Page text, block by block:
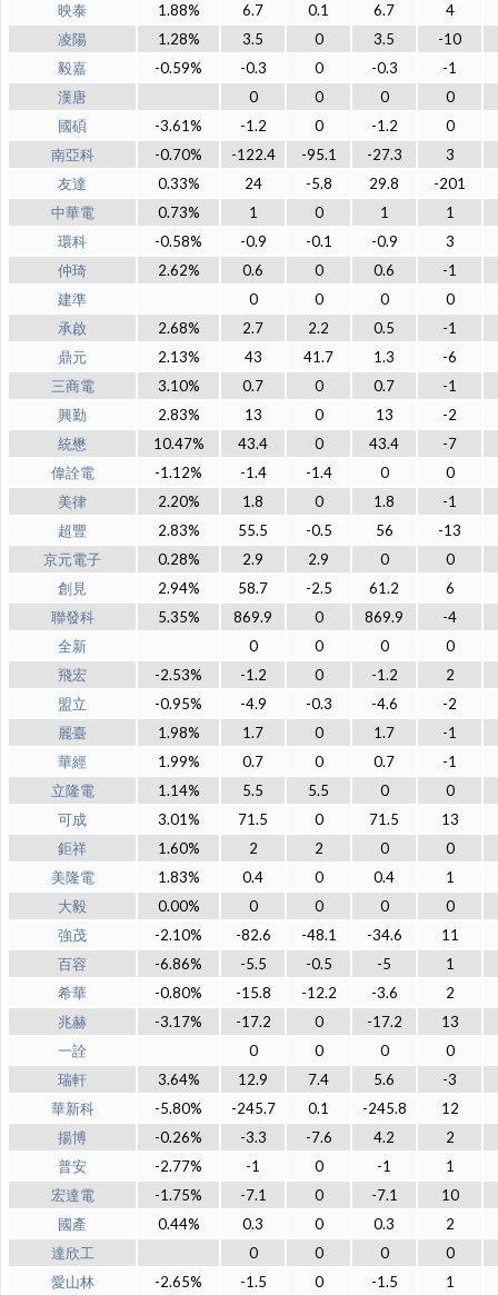
映泰
1.88% 6.7 0.1 6.7
4
凌陽
1.28% 3.5 0 3.5
-10
毅嘉
-0.59% -0.3 0 -0.3
-1
漢唐
0 0 0
0
國碩
-3.61% -1.2 0 -1.2
0
南亞科
-0.70% -122.4 -95.1 -27.3
3
友達
0.33% 24 -5.8 29.8
-201
中華電
0.73% 1 0 1
1
環科
-0.58% -0.9 -0.1 -0.9
3
仲琦
2.62% 0.6 0 0.6
-1
建準
0 0 0
0
承啟
2.68% 2.7 2.2 0.5
-1
鼎元
2.13% 43 41.7 1.3
-6
三商電
3.10% 0.7 0 0.7
-1
興勤
2.83% 13 0 13
-2
統懋
10.47% 43.4 0 43.4
-7
偉詮電
-1.12% -1.4 -1.4 0
0
美律
2.20% 1.8 0 1.8
-1
超豐
2.83% 55.5 -0.5 56
-13
京元電子
0.28% 2.9 2.9 0
0
創見
2.94% 58.7 -2.5 61.2
6
聯發科
5.35% 869.9 0 869.9
-4
全新
0 0 0
0
飛宏
-2.53% -1.2 0 -1.2
2
盟立
-0.95% -4.9 -0.3 -4.6
-2
麗臺
1.98% 1.7 0 1.7
-1
華經
1.99% 0.7 0 0.7
-1
立隆電
1.14% 5.5 5.5 0
0
可成
3.01% 71.5 0 71.5
13
鉅祥
1.60% 2 2 0
0
美隆電
1.83% 0.4 0 0.4
1
大毅
0.00% 0 0 0
0
強茂
-2.10% -82.6 -48.1 -34.6
11
百容
-6.86% -5.5 -0.5 -5
1
希華
-0.80% -15.8 -12.2 -3.6
2
兆赫
-3.17% -17.2 0 -17.2
13
一詮
0 0 0
0
瑞軒
3.64% 12.9 7.4 5.6
-3
華新科
-5.80% -245.7 0.1 -245.8
12
揚博
-0.26% -3.3 -7.6 4.2
2
普安
-2.77% -1 0 -1
1
宏達電
-1.75% -7.1 0 -7.1
10
國產
0.44% 0.3 0 0.3
2
達欣工
0 0 0
0
愛山林
-2.65% -1.5 0 -1.5 1